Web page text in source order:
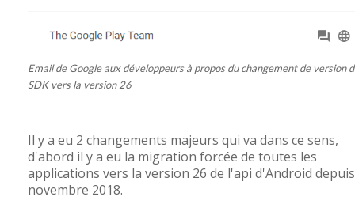
Email de Google aux développeurs à propos du changement de version
SDK vers la version 26
Il y a eu 2 changements majeurs qui va dans ce sens,
d'abord il y a eu la migration forcée de toutes les
applications vers la version 26 de l'api d'Android depuis
novembre 2018.